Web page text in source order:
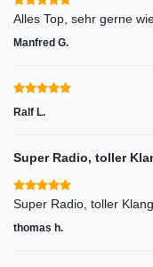
Alles Top, sehr gerne
Manfred G.
Ralf L.
Super Radio, toller
Super Radio, toller
thomas h.